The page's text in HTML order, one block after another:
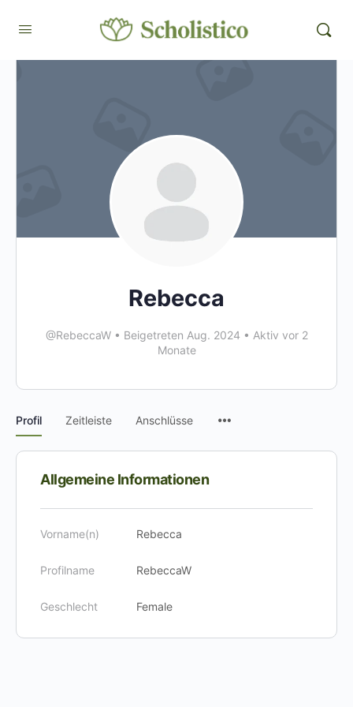
Rebecca
@RebeccaW • Beigetreten Aug. 2024 • Aktiv vor 2
Monate
Profil Zeitleiste Anschlüsse
Allgemeine Informationen
Vorname(n) Rebecca
Profilname RebeccaW
Geschlecht Female